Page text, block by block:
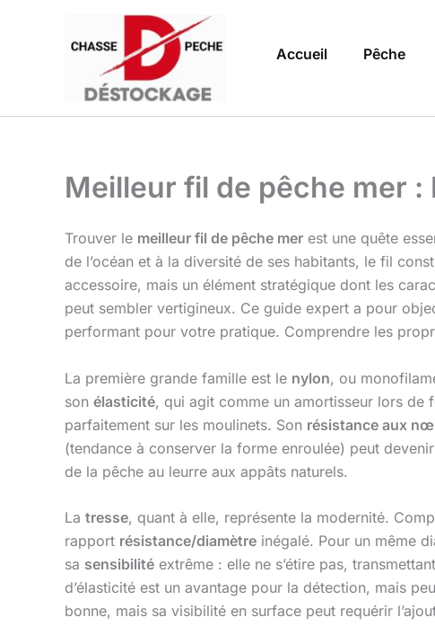
Accueil Pêche
Meilleur fil de pêche mer :
Trouver le meilleur fil de pêche mer est une quête
de l’océan et à la diversité de ses habitants, le fil
accessoire, mais un élément stratégique dont les
peut sembler vertigineux. Ce guide expert a pour
performant pour votre pratique. Comprendre les
La première grande famille est le nylon, ou
son élasticité, qui agit comme un amortisseur lors
parfaitement sur les moulinets. Son résistance aux
(tendance à conserver la forme enroulée) peut
de la pêche au leurre aux appâts naturels.
La tresse, quant à elle, représente la modernité.
rapport résistance/diamètre inégalé. Pour un même
sa sensibilité extrême : elle ne s’étire pas,
d’élasticité est un avantage pour la détection, mais
bonne, mais sa visibilité en surface peut requérir